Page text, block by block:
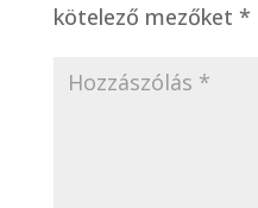
kötelező mezőket *